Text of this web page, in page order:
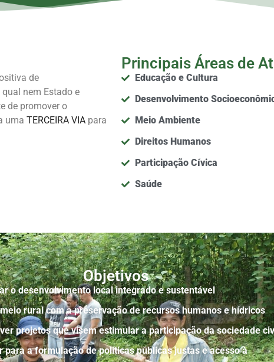
de
nem Estado e
de promover o
uma TERCEIRA VIApara
Principais Áreas de
Educação e Cultura
Desenvolvimento
Meio Ambiente
Direitos Humanos
Participação Cívica
Saúde
Objetivos
o desenvolvimento local integrado e sustentável
rural com a preservação de recursos humanos e hídricos
projetos que visem estimular a participação da sociedade
para a formulação de políticas públicas justas e acesso à